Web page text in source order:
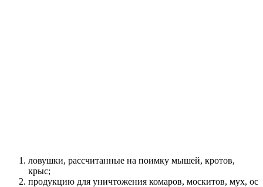
ловушки, рассчитанные на поимку мышей, кротов,
крыс;
продукцию для уничтожения комаров, москитов, мух, ос